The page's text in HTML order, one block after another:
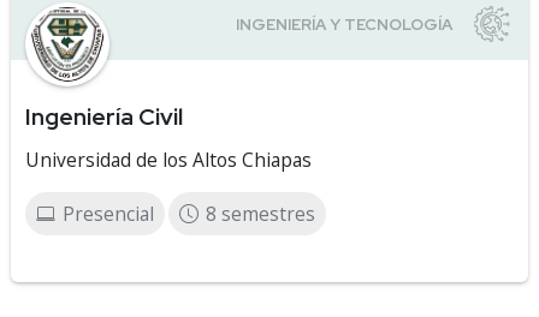
Ingeniería Civil
Universidad de los Altos Chiapas
Presencial 8 semestres